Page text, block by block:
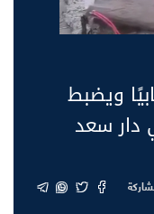
ويضبط
دار سعد